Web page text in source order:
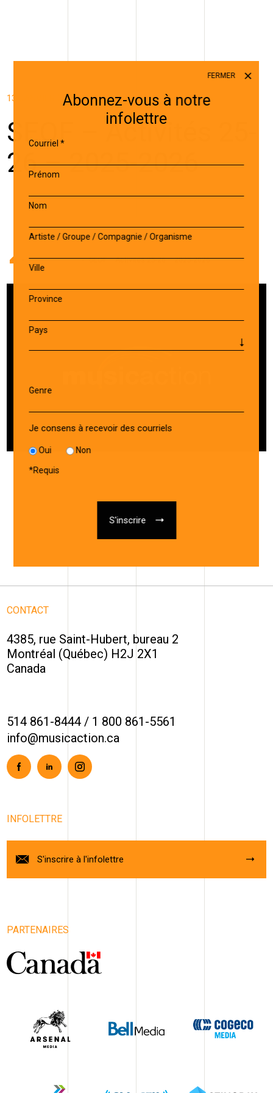
13 JANVIER 2026
SEOF – Activités 25-
26 – 2025-2026
AccueilProjet accepté - SEOF – Activités 25-26 – 2025-2026
CONTACT
4385, rue Saint-Hubert, bureau 2
Montréal (Québec) H2J 2X1
Canada
514 861-8444 / 1 800 861-5561
info@musicaction.ca
FacebookLinkedinInstagram
INFOLETTRE
S'inscrire à l'infolettre
PARTENAIRES
FERMER
Abonnez-vous à notre
infolettre
Courriel*
Prénom
Nom
Artiste / Groupe / Compagnie / Organisme
Ville
Province
Pays
Genre
Je consens à recevoir des courriels
Oui Non
*Requis